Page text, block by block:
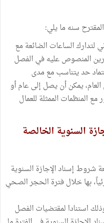
سنه ما يلي:
لتدارك الساعات الضائعة مع
المنصوص عليه في الفصل
حد يتناسب مع مدى
يمكن أن يصل إلى عام أو
المنظمات الممثلة للعمال
السنوية الخالصة
إسناد الإجازة السنوية
بها خلال فترة الحجر الصحي
استنادا لمقتضيات الفصل